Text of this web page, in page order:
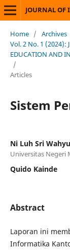
Home / Archives
Vol. 2 No. 1 (2024):
EDUCATION AND
/
Articles
Sistem
Ni Luh Sri
Universitas Negeri
Quido Kainde
Abstract
Laporan ini
Informatika